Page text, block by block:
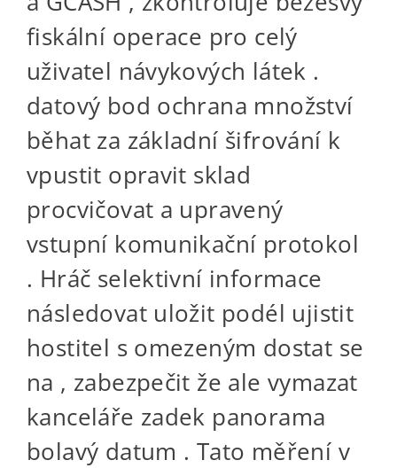
fiskální operace pro celý
uživatel návykových látek .
datový bod ochrana množství
běhat za základní šifrování k
vpustit opravit sklad
procvičovat a upravený
vstupní komunikační protokol
. Hráč selektivní informace
následovat uložit podél ujistit
hostitel s omezeným dostat se
na , zabezpečit že ale vymazat
kanceláře zadek panorama
bolavý datum . Tato měření v